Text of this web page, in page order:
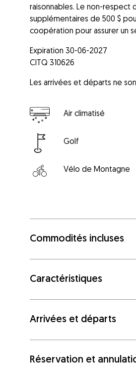
raisonnables. Le non-respect
supplémentaires de 500 $
coopération pour assurer un
Expiration 30-06-2027
CITQ 310626
Les arrivées et départs ne
Air climatisé
Golf
Vélo de Montagne
Commodités incluses
Caractéristiques
Arrivées et départs
Réservation et